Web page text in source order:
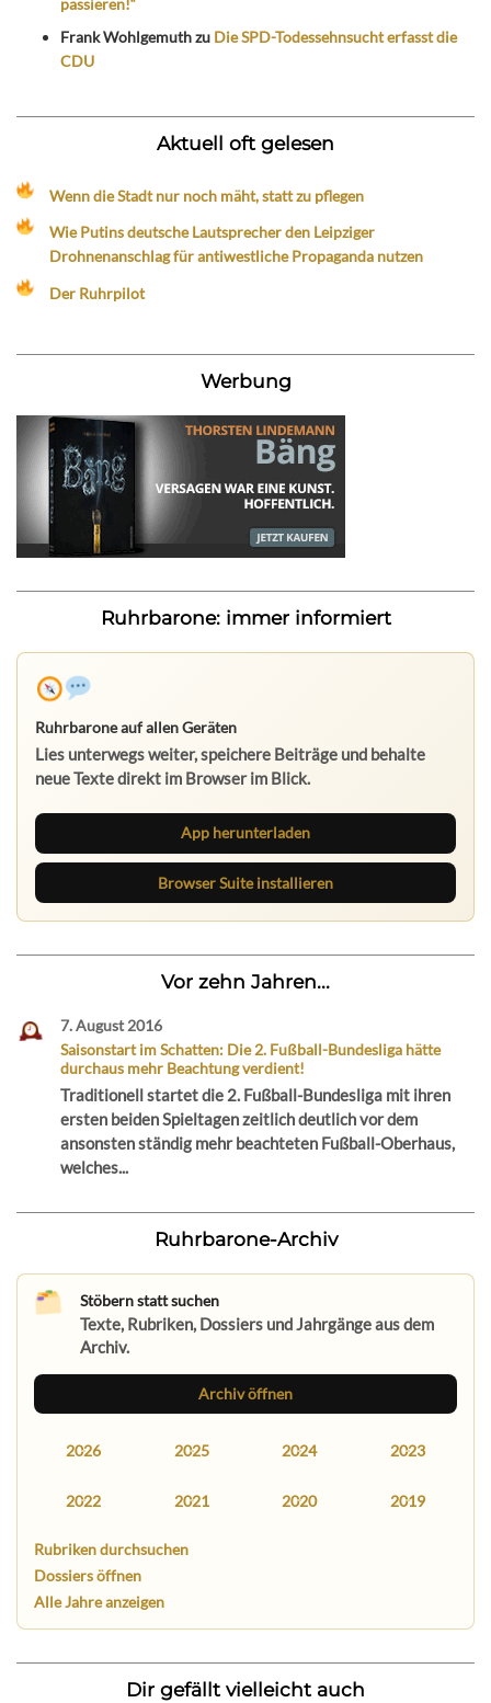
Frank Wohlgemuthzu Die SPD-Todessehnsucht erfasst die
CDU
Aktuell oft gelesen
Wenn die Stadt nur noch mäht, statt zu pflegen
Wie Putins deutsche Lautsprecher den Leipziger
Drohnenanschlag für antiwestliche Propaganda nutzen
Der Ruhrpilot
Werbung
Ruhrbarone: immer informiert
Ruhrbarone auf allen Geräten
Lies unterwegs weiter, speichere Beiträge und behalte
neue Texte direkt im Browser im Blick.
App herunterladen
Browser Suite installieren
Vor zehn Jahren...
7. August 2016
Saisonstart im Schatten: Die 2. Fußball-Bundesliga hätte
durchaus mehr Beachtung verdient!
Traditionell startet die 2. Fußball-Bundesliga mit ihren
ersten beiden Spieltagen zeitlich deutlich vor dem
ansonsten ständig mehr beachteten Fußball-Oberhaus,
welches...
Ruhrbarone-Archiv
Stöbern statt suchen
Texte, Rubriken, Dossiers und Jahrgänge aus dem
Archiv.
Archiv öffnen
2026 2025 2024 2023
2022 2021 2020 2019
Rubriken durchsuchen
Dossiers öffnen
Alle Jahre anzeigen
Dir gefällt vielleicht auch